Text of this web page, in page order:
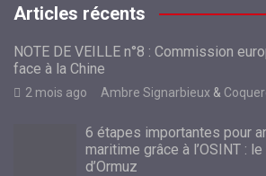
Articles récents
NOTE DE VEILLE n°8 : Commission
face à la Chine
2 mois ago Ambre Signarbieux &
6 étapes importantes pour
maritime grâce à l’OSINT :
d’Ormuz